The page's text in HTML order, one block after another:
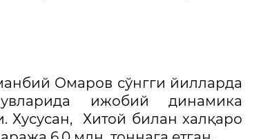
Омаров сўнгги йилларда
ижобий динамика
Хусусан, Хитой билан халқаро